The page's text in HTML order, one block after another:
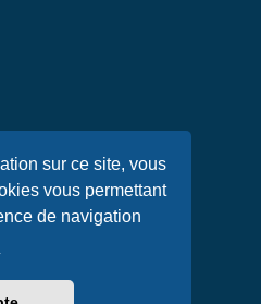
sur ce site, vous
vous permettant
de navigation